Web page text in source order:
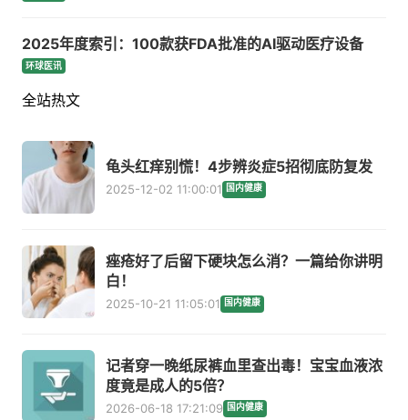
2025年度索引：100款获FDA批准的AI驱动医疗设备
环球医讯
全站热文
龟头红痒别慌！4步辨炎症5招彻底防复发
2025-12-02 11:00:01 国内健康
痤疮好了后留下硬块怎么消？一篇给你讲明
白！
2025-10-21 11:05:01 国内健康
记者穿一晚纸尿裤血里查出毒！宝宝血液浓
度竟是成人的5倍？
2026-06-18 17:21:09 国内健康